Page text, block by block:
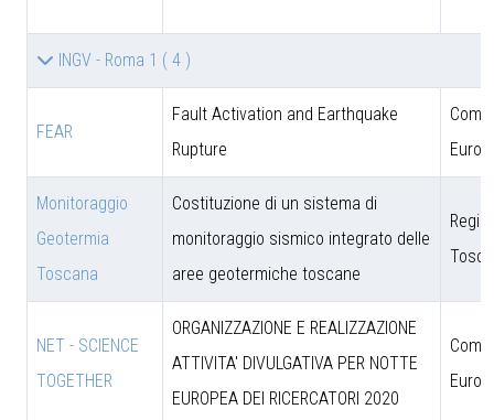
INGV - Roma 1 ( 4 )
FEAR
Fault Activation and Earthquake
Rupture
Monitoraggio
Geotermia
Toscana
Costituzione di un sistema di
monitoraggio sismico integrato delle
aree geotermiche toscane
NET - SCIENCE
TOGETHER
ORGANIZZAZIONE E REALIZZAZIONE
ATTIVITA' DIVULGATIVA PER NOTTE
EUROPEA DEI RICERCATORI 2020